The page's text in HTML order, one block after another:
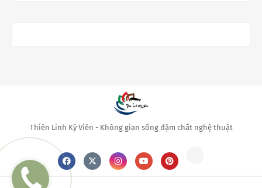
Thiên Linh Kỳ Viên - Không gian sống đậm chất nghệ thuật